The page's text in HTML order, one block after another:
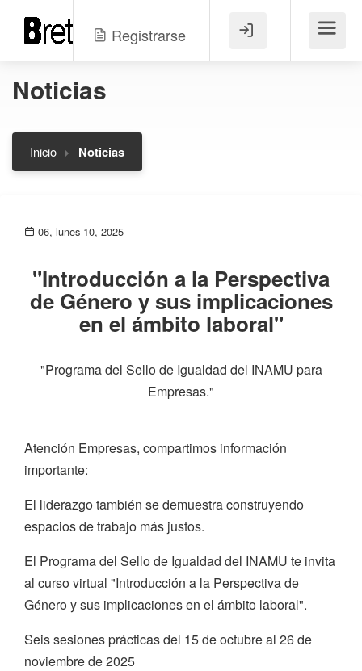
Registrarse Menú
Noticias
Inicio Noticias
06, lunes 10, 2025
"Introducción a la Perspectiva
de Género y sus implicaciones
en el ámbito laboral"
"Programa del Sello de Igualdad del INAMU para
Empresas."
Atención Empresas, compartimos información
importante:
El liderazgo también se demuestra construyendo
espacios de trabajo más justos.
El Programa del Sello de Igualdad del INAMU te invita
al curso virtual "Introducción a la Perspectiva de
Género y sus implicaciones en el ámbito laboral".
Seis sesiones prácticas del 15 de octubre al 26 de
noviembre de 2025